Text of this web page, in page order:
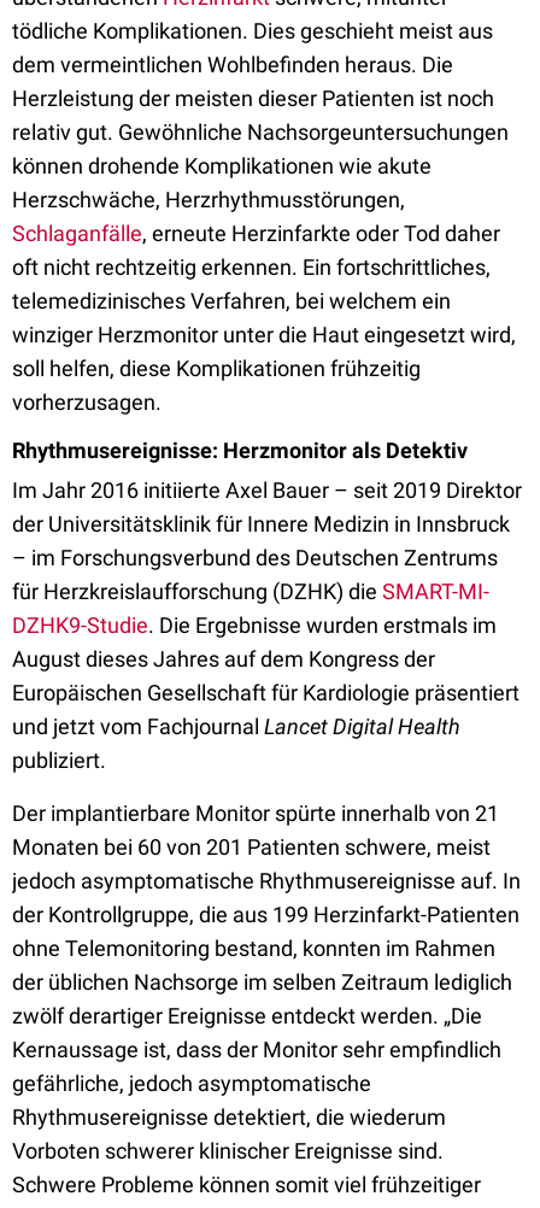
tödliche Komplikationen. Dies geschieht meist aus
dem vermeintlichen Wohlbefinden heraus. Die
Herzleistung der meisten dieser Patienten ist noch
relativ gut. Gewöhnliche Nachsorgeuntersuchungen
können drohende Komplikationen wie akute
Herzschwäche, Herzrhythmusstörungen,
Schlaganfälle, erneute Herzinfarkte oder Tod daher
oft nicht rechtzeitig erkennen. Ein fortschrittliches,
telemedizinisches Verfahren, bei welchem ein
winziger Herzmonitor unter die Haut eingesetzt wird,
soll helfen, diese Komplikationen frühzeitig
vorherzusagen.
Rhythmusereignisse: Herzmonitor als Detektiv
Im Jahr 2016 initiierte Axel Bauer – seit 2019 Direktor
der Universitätsklinik für Innere Medizin in Innsbruck
– im Forschungsverbund des Deutschen Zentrums
für Herzkreislaufforschung (DZHK) die SMART-MI-
DZHK9-Studie. Die Ergebnisse wurden erstmals im
August dieses Jahres auf dem Kongress der
Europäischen Gesellschaft für Kardiologie präsentiert
und jetzt vom Fachjournal Lancet Digital Health
publiziert.
Der implantierbare Monitor spürte innerhalb von 21
Monaten bei 60 von 201 Patienten schwere, meist
jedoch asymptomatische Rhythmusereignisse auf. In
der Kontrollgruppe, die aus 199 Herzinfarkt-Patienten
ohne Telemonitoring bestand, konnten im Rahmen
der üblichen Nachsorge im selben Zeitraum lediglich
zwölf derartiger Ereignisse entdeckt werden. „Die
Kernaussage ist, dass der Monitor sehr empfindlich
gefährliche, jedoch asymptomatische
Rhythmusereignisse detektiert, die wiederum
Vorboten schwerer klinischer Ereignisse sind.
Schwere Probleme können somit viel frühzeitiger